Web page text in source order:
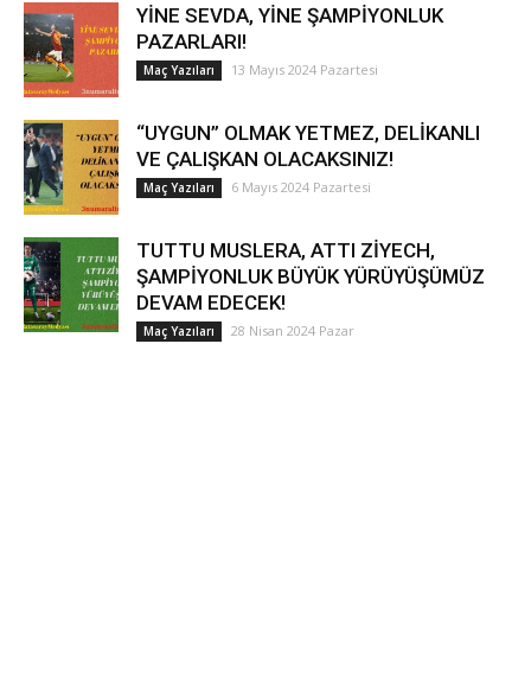
YİNE SEVDA, YİNE ŞAMPİYONLUK
PAZARLARI!
Maç Yazıları 13 Mayıs 2024 Pazartesi
“UYGUN” OLMAK YETMEZ, DELİKANLI
VE ÇALIŞKAN OLACAKSINIZ!
Maç Yazıları 6 Mayıs 2024 Pazartesi
TUTTU MUSLERA, ATTI ZİYECH,
ŞAMPİYONLUK BÜYÜK YÜRÜYÜŞÜMÜZ
DEVAM EDECEK!
Maç Yazıları 28 Nisan 2024 Pazar